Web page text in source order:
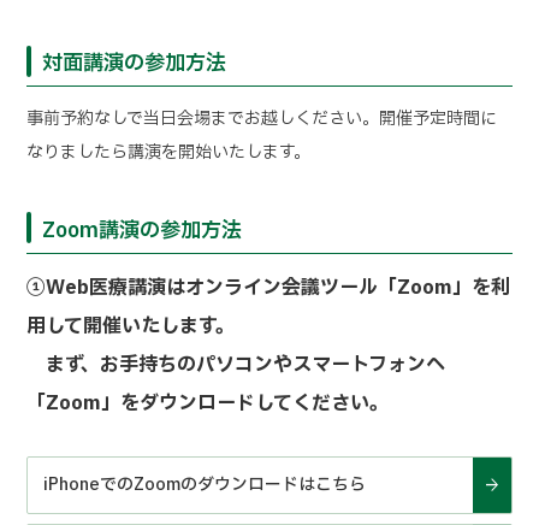
対面講演の参加方法
事前予約なしで当日会場までお越しください。開催予定時間に
なりましたら講演を開始いたします。
Zoom講演の参加方法
①Web医療講演はオンライン会議ツール「Zoom」を利
用して開催いたします。
まず、お手持ちのパソコンやスマートフォンへ
「Zoom」をダウンロードしてください。
iPhoneでのZoomのダウンロードはこちら